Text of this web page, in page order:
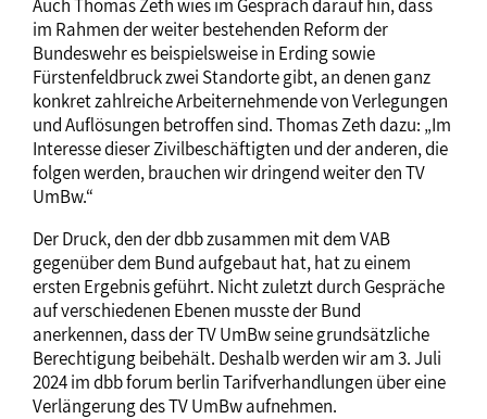
Auch Thomas Zeth wies im Gespräch darauf hin, dass
im Rahmen der weiter bestehenden Reform der
Bundeswehr es beispielsweise in Erding sowie
Fürstenfeldbruck zwei Standorte gibt, an denen ganz
konkret zahlreiche Arbeiternehmende von Verlegungen
und Auflösungen betroffen sind. Thomas Zeth dazu: „Im
Interesse dieser Zivilbeschäftigten und der anderen, die
folgen werden, brauchen wir dringend weiter den TV
UmBw.“
Der Druck, den der dbb zusammen mit dem VAB
gegenüber dem Bund aufgebaut hat, hat zu einem
ersten Ergebnis geführt. Nicht zuletzt durch Gespräche
auf verschiedenen Ebenen musste der Bund
anerkennen, dass der TV UmBw seine grundsätzliche
Berechtigung beibehält. Deshalb werden wir am 3. Juli
2024 im dbb forum berlin Tarifverhandlungen über eine
Verlängerung des TV UmBw aufnehmen.